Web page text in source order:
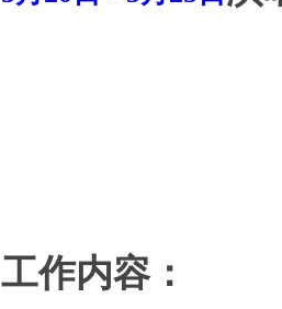
工作内容：